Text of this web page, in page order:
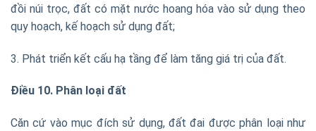
đồi núi trọc, đất có mặt nước hoang hóa vào sử dụng theo
quy hoạch, kế hoạch sử dụng đất;
3. Phát triển kết cấu hạ tầng để làm tăng giá trị của đất.
Điều 10. Phân loại đất
Căn cứ vào mục đích sử dụng, đất đai được phân loại như